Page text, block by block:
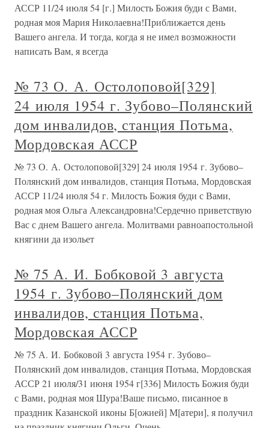
АССР 11/24 июля 54 [г.] Милость Божия буди с Вами,
родная моя Мария Николаевна!Приближается день
Вашего ангела. И тогда, когда я не имел возможности
написать Вам, я всегда
№ 73 О. А. Остолоповой[329]
24 июля 1954 г. Зубово–Полянский
дом инвалидов, станция Потьма,
Мордовская АССР
№ 73 О. А. Остолоповой[329] 24 июля 1954 г. Зубово–
Полянский дом инвалидов, станция Потьма, Мордовская
АССР 11/24 июля 54 г. Милость Божия буди с Вами,
родная моя Ольга Александровна!Сердечно приветствую
Вас с днем Вашего ангела. Молитвами равноапостольной
княгини да изольет
№ 75 А. И. Бобковой 3 августа
1954 г. Зубово–Полянский дом
инвалидов, станция Потьма,
Мордовская АССР
№ 75 А. И. Бобковой 3 августа 1954 г. Зубово–
Полянский дом инвалидов, станция Потьма, Мордовская
АССР 21 июля/31 июня 1954 г[336] Милость Божия буди
с Вами, родная моя Шура!Ваше письмо, писанное в
праздник Казанской иконы Б[ожией] М[атери], я получил